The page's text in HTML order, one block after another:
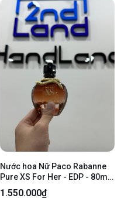
Nước hoa Nữ Paco Rabanne
Pure XS For Her - EDP - 80ml
- Bản tester - Kèm box
1.550.000₫